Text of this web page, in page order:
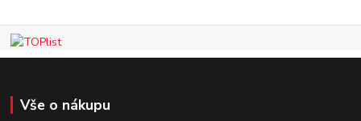
Vše o nákupu